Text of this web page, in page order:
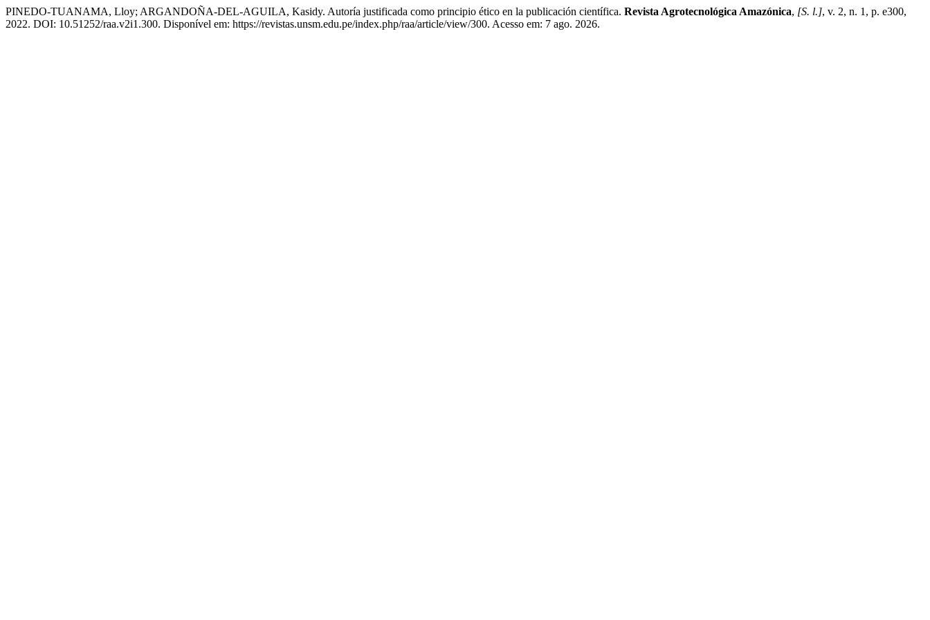
PINEDO-TUANAMA, Lloy; ARGANDOÑA-DEL-AGUILA, Kasidy. Autoría justificada como principio ético en la publicación científica. Revista Agrotecnológica Amazónica, [S. l.], v. 2, n. 1, p. e300,
2022. DOI: 10.51252/raa.v2i1.300. Disponível em: https://revistas.unsm.edu.pe/index.php/raa/article/view/300. Acesso em: 7 ago. 2026.